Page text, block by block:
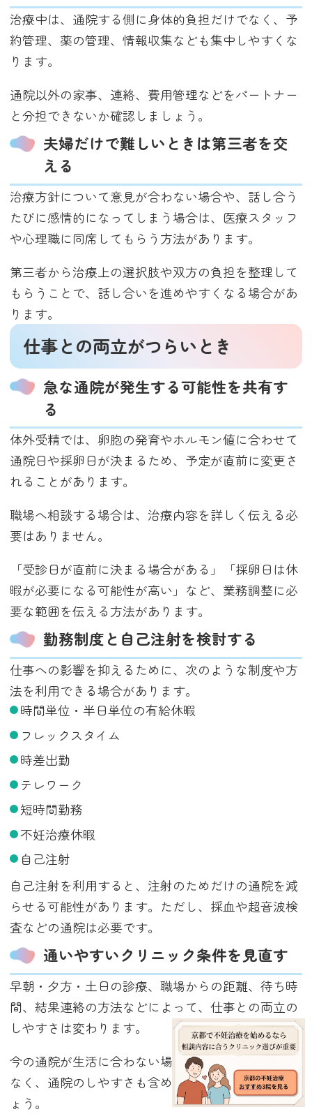
治療中は、通院する側に身体的負担だけでなく、予
約管理、薬の管理、情報収集なども集中しやすくな
ります。
通院以外の家事、連絡、費用管理などをパートナー
と分担できないか確認しましょう。
夫婦だけで難しいときは第三者を交
える
治療方針について意見が合わない場合や、話し合う
たびに感情的になってしまう場合は、医療スタッフ
や心理職に同席してもらう方法があります。
第三者から治療上の選択肢や双方の負担を整理して
もらうことで、話し合いを進めやすくなる場合があ
ります。
仕事との両立がつらいとき
急な通院が発生する可能性を共有す
る
体外受精では、卵胞の発育やホルモン値に合わせて
通院日や採卵日が決まるため、予定が直前に変更さ
れることがあります。
職場へ相談する場合は、治療内容を詳しく伝える必
要はありません。
「受診日が直前に決まる場合がある」「採卵日は休
暇が必要になる可能性が高い」など、業務調整に必
要な範囲を伝える方法があります。
勤務制度と自己注射を検討する
仕事への影響を抑えるために、次のような制度や方
法を利用できる場合があります。
時間単位・半日単位の有給休暇
フレックスタイム
時差出勤
テレワーク
短時間勤務
不妊治療休暇
自己注射
自己注射を利用すると、注射のためだけの通院を減
らせる可能性があります。ただし、採血や超音波検
査などの通院は必要です。
通いやすいクリニック条件を見直す
早朝・夕方・土日の診療、職場からの距離、待ち時
間、結果連絡の方法などによって、仕事との両立の
しやすさは変わります。
今の通院が生活に合わない場合は、治療成績だけで
なく、通院のしやすさも含めて相談先を検討しまし
ょう。